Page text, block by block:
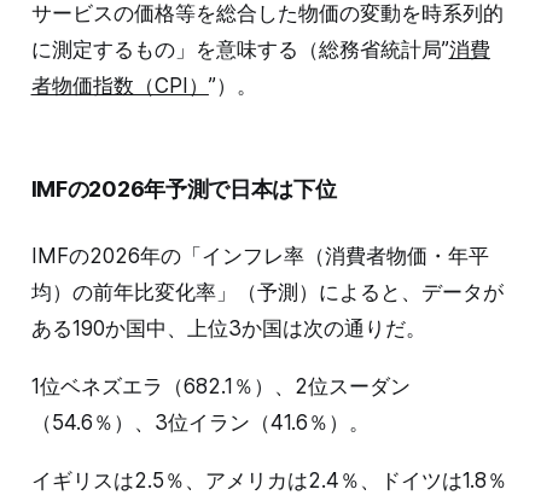
サービスの価格等を総合した物価の変動を時系列的
に測定するもの」を意味する（総務省統計局”消費
者物価指数（CPI） ”）。
IMFの2026年予測で日本は下位
IMFの2026年の「インフレ率（消費者物価・年平
均）の前年比変化率」（予測）によると、データが
ある190か国中、上位3か国は次の通りだ。
1位ベネズエラ（682.1％）、2位スーダン
（54.6％）、3位イラン（41.6％）。
イギリスは2.5％、アメリカは2.4％、ドイツは1.8％